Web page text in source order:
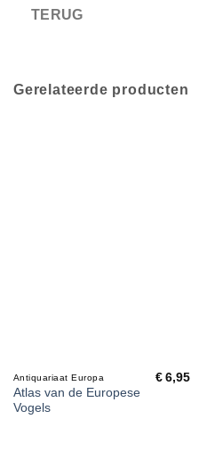
Gerelateerde producten
Antiquariaat Europa
Atlas van de Europese
Vogels
€ 6,95